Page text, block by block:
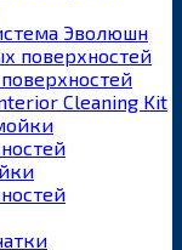
Эволюшн
Cleaning Kit